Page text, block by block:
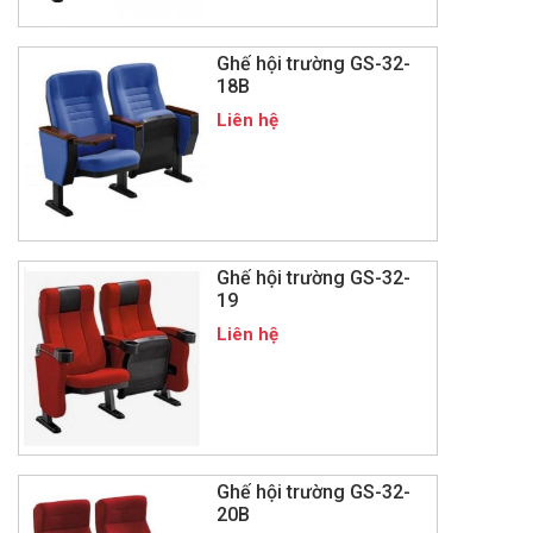
Ghế hội trường GS-32-
18B
Liên hệ
Ghế hội trường GS-32-
19
Liên hệ
Ghế hội trường GS-32-
20B